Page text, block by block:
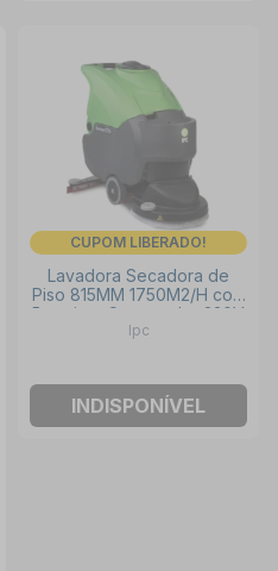
CUPOM LIBERADO!
Lavadora Secadora de
Piso 815MM 1750M2/H com
Bateria e Carregador 220V
CT70 IPC
Ipc
INDISPONÍVEL